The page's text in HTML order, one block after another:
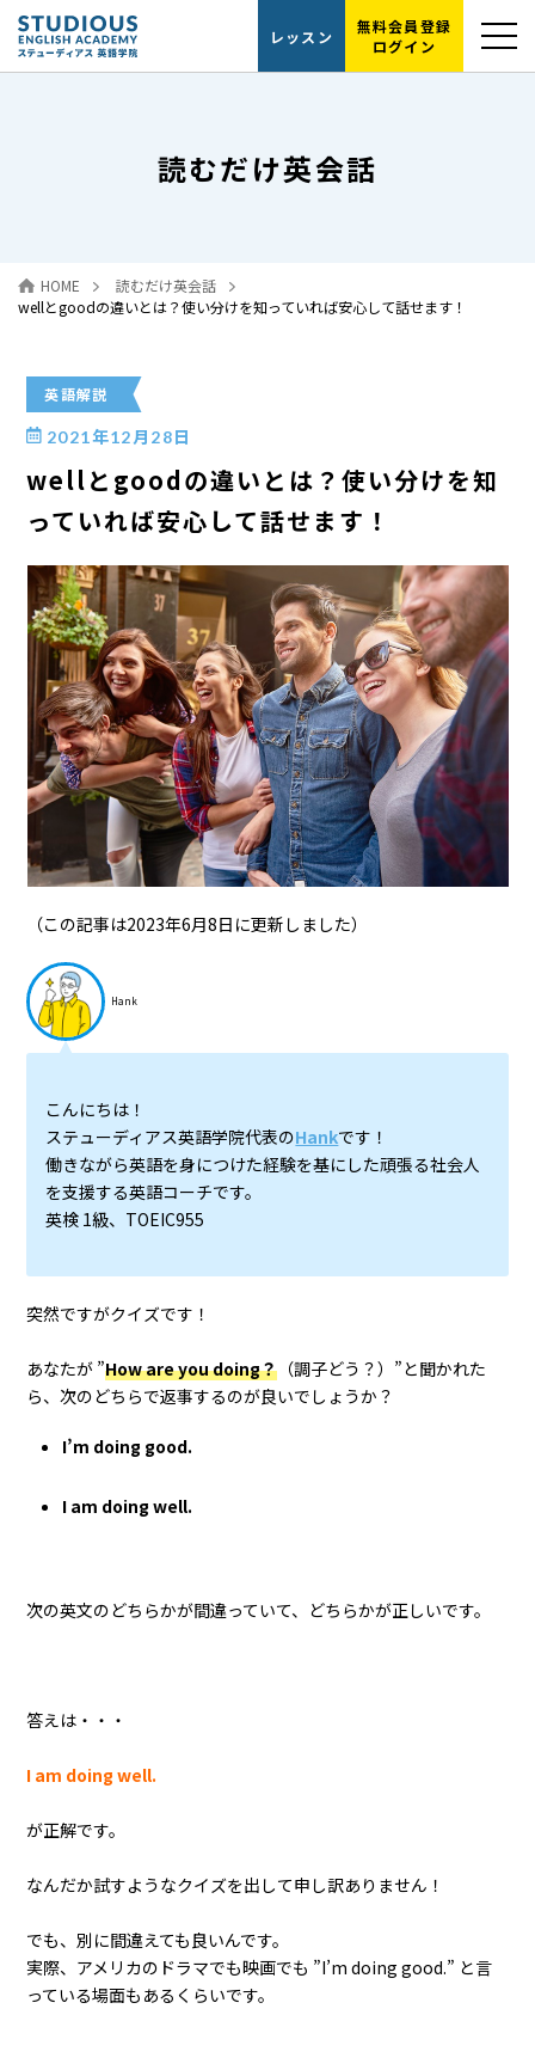
レッスンの流れ
読むだけ英会話
レッスン
無料会員登録
ログイン
読むだけ英会話
HOME
読むだけ英会話
wellとgoodの違いとは？使い分けを知っていれば安心して話せます！
英語解説
2021年12月28日
wellとgoodの違いとは？使い分けを知
っていれば安心して話せます！
（この記事は2023年6月8日に更新しました）
Hank
こんにちは！
ステューディアス英語学院代表のHankです！
働きながら英語を身につけた経験を基にした頑張る社会人
を支援する英語コーチです。
英検 1級、TOEIC955
突然ですがクイズです！
あなたが ”How are you doing？ （調子どう？）”と聞かれた
ら、次のどちらで返事するのが良いでしょうか？
I’m doing good.
I am doing well.
次の英文のどちらかが間違っていて、どちらかが正しいです。
答えは・・・
I am doing well.
が正解です。
なんだか試すようなクイズを出して申し訳ありません！
でも、別に間違えても良いんです。
実際、アメリカのドラマでも映画でも ”I’m doing good.” と言
っている場面もあるくらいです。